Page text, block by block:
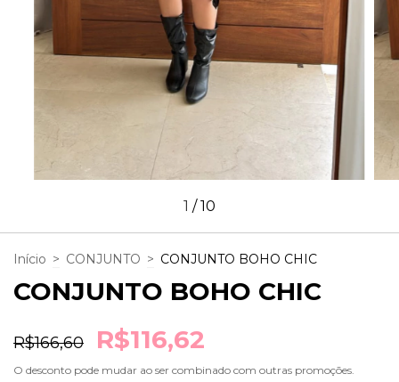
1 /10
Início > CONJUNTO > CONJUNTO BOHO CHIC
CONJUNTO BOHO CHIC
R$166,60 R$116,62
O desconto pode mudar ao ser combinado com outras promoções.